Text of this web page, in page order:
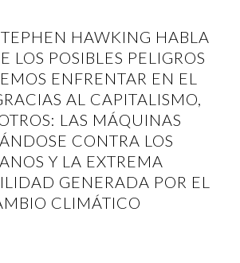
HAWKING HABLA
LOS POSIBLES PELIGROS
ENFRENTAR EN EL
AL CAPITALISMO,
LAS MÁQUINAS
CONTRA LOS
Y LA EXTREMA
GENERADA POR EL
CLIMÁTICO